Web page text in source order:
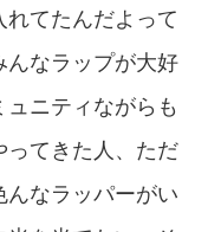
てたんだよって
なラップが大好
ニティながらも
てきた人、ただ
なラッパーがい